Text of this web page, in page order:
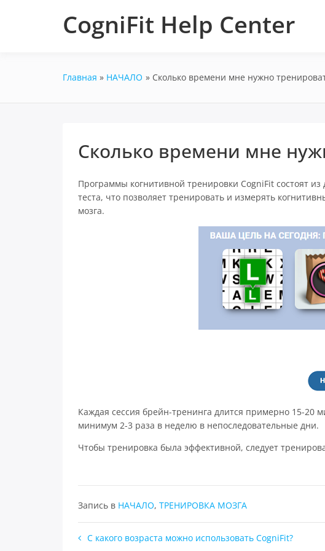
CogniFit Help Center
Главная НАЧАЛО Сколько времени мне нужно
Сколько времени мне
Программы когнитивной тренировки CogniFit состоят
теста, что позволяет тренировать и измерять
мозга.
Каждая сессия брейн-тренинга длится примерно 15-20
минимум 2-3 раза в неделю в непоследовательные дни.
Чтобы тренировка была эффективной, следует
Запись в НАЧАЛО, ТРЕНИРОВКА МОЗГА
Навигация
С какого возраста можно использовать CogniFit?